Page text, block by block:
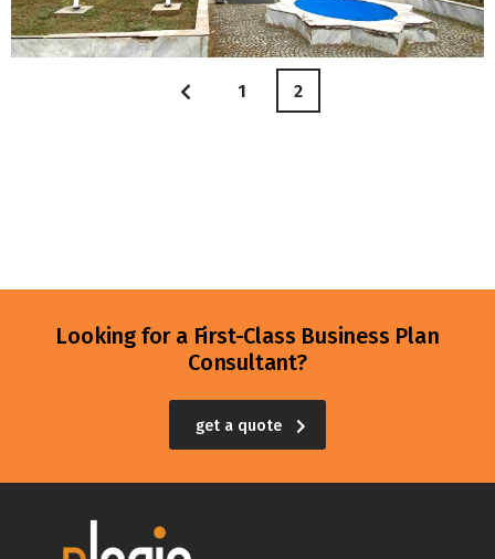
1 2
Looking for a First-Class Business Plan
Consultant?
get a quote